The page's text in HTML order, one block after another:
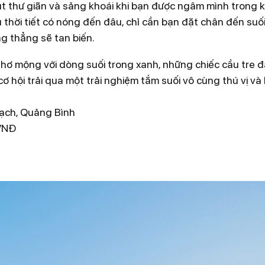
thư giãn và sảng khoái khi bạn được ngâm mình trong
tiết có nóng đến đâu, chỉ cần bạn đặt chân đến
thẳng sẽ tan biến.
mộng với dòng suối trong xanh, những chiếc cầu tre
hội trải qua một trải nghiệm tắm suối vô cùng thú vị và
Quảng Bình